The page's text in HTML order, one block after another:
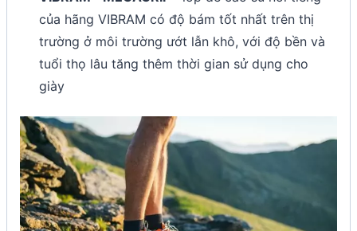
của hãng VIBRAM có độ bám tốt nhất trên thị
trường ở môi trường ướt lẫn khô, với độ bền và
tuổi thọ lâu tăng thêm thời gian sử dụng cho
giày